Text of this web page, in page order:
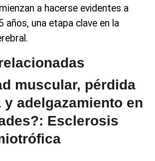
a hacerse evidentes a
años, una etapa clave en la
muscular, pérdida
y adelgazamiento en
Esclerosis